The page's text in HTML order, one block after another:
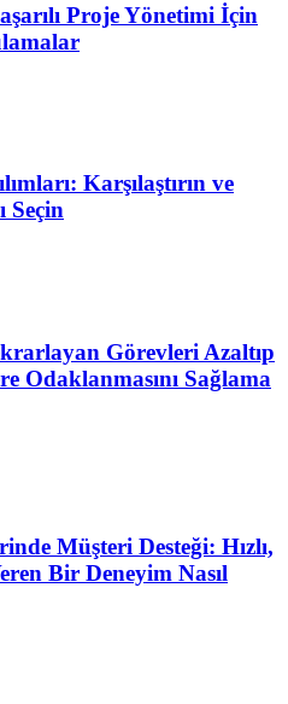
Proje Yönetimi İçin
Karşılaştırın ve
Seçin
Görevleri Azaltıp
Odaklanmasını Sağlama
Müşteri Desteği: Hızlı,
Bir Deneyim Nasıl